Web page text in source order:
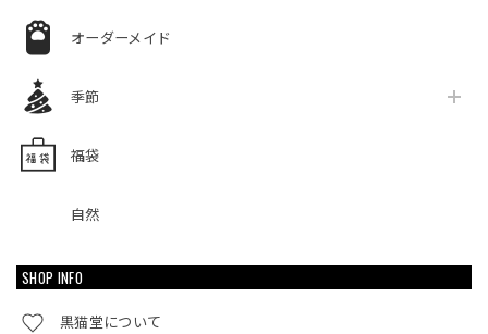
オーダーメイド
季節
福袋
自然
SHOP INFO
黒猫堂について